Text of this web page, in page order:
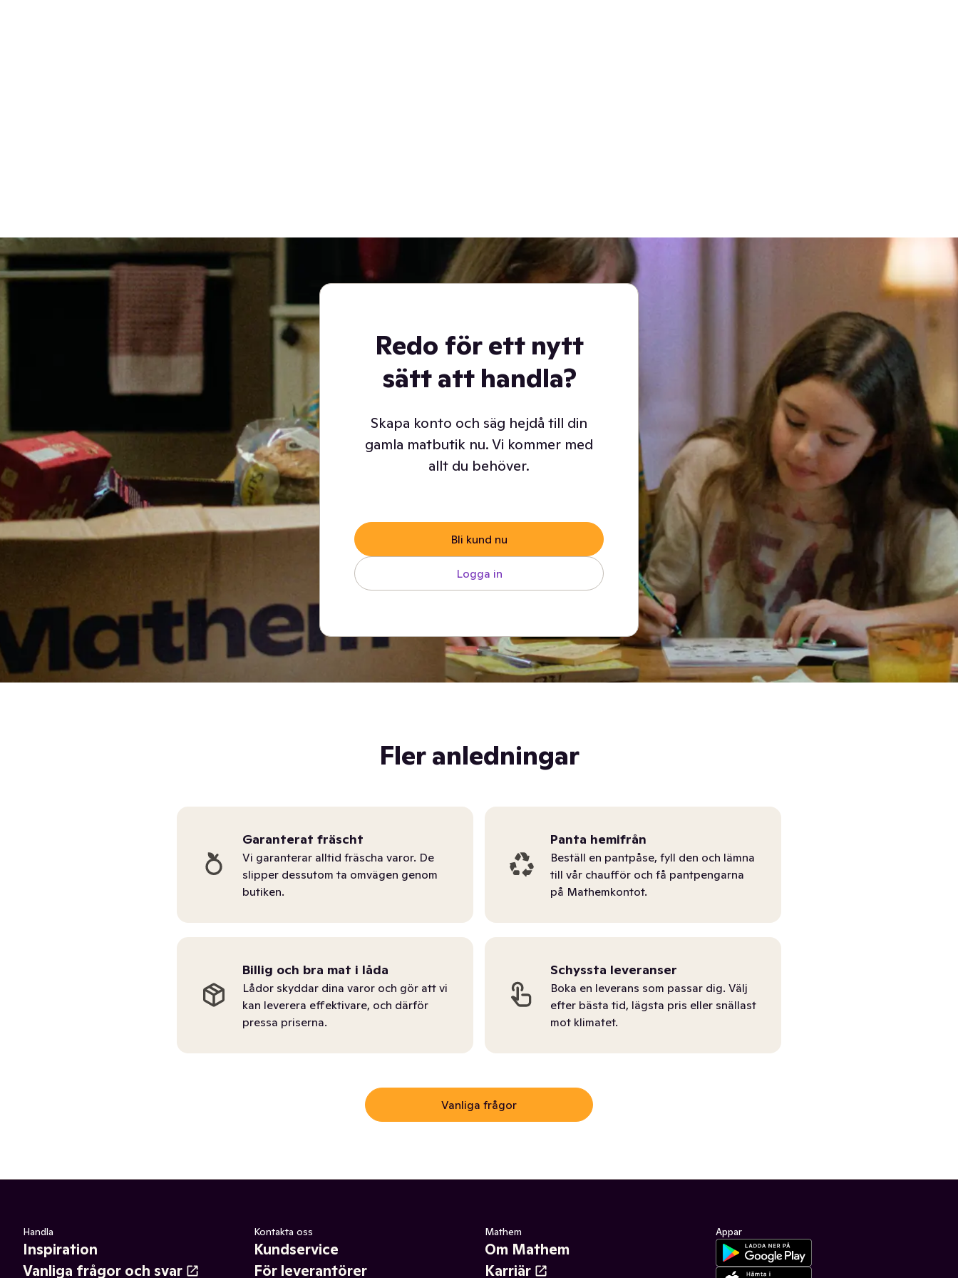
Redo för ett nytt
sätt att handla?
Skapa konto och säg hejdå till din
gamla matbutik nu. Vi kommer med
allt du behöver.
Bli kund nu
Logga in
Fler anledningar
Garanterat fräscht
Vi garanterar alltid fräscha varor. De
slipper dessutom ta omvägen genom
butiken.
Panta hemifrån
Beställ en pantpåse, fyll den och lämna
till vår chaufför och få pantpengarna
på Mathemkontot.
Billig och bra mat i låda
Lådor skyddar dina varor och gör att vi
kan leverera effektivare, och därför
pressa priserna.
Schyssta leveranser
Boka en leverans som passar dig. Välj
efter bästa tid, lägsta pris eller snällast
mot klimatet.
Vanliga frågor
Handla
Inspiration
Vanliga frågor och svar
Kontakta oss
Kundservice
För leverantörer
Mathem
Om Mathem
Karriär
Appar